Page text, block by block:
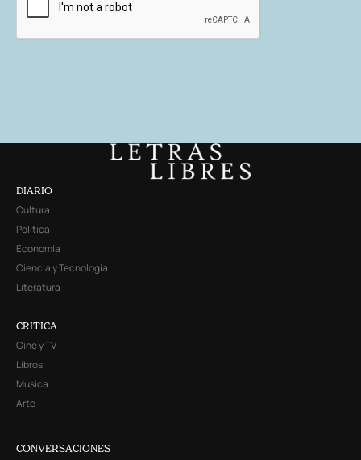
DIARIO
Cultura
Política
Economía
Ciencia y Tecnología
Literatura
CRITICA
Cine y TV
Libros
Música
Arte
CONVERSACIONES